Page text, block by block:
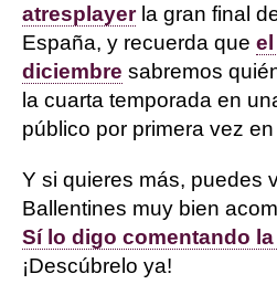
atresplayerla gran final
España, y recuerda que
diciembre sabremos
la cuarta temporada en
público por primera vez
Y si quieres más, puedes
Ballentines muy bien
Sí lo digo comentando la
¡Descúbrelo ya!